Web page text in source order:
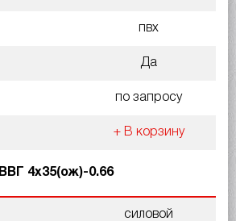
пвх
Да
по запросу
+ В корзину
ВВГ 4х35(ож)-0.66
силовой